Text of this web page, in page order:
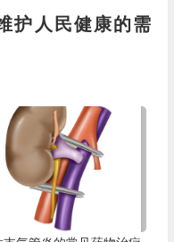
护人民健康的需